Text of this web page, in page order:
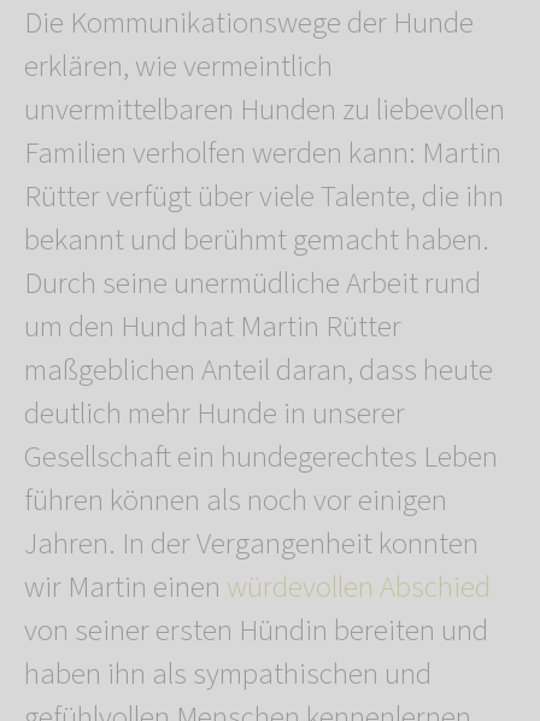
Die Kommunikationswege der Hunde
erklären, wie vermeintlich
unvermittelbaren Hunden zu liebevollen
Familien verholfen werden kann: Martin
Rütter verfügt über viele Talente, die ihn
bekannt und berühmt gemacht haben.
Durch seine unermüdliche Arbeit rund
um den Hund hat Martin Rütter
maßgeblichen Anteil daran, dass heute
deutlich mehr Hunde in unserer
Gesellschaft ein hundegerechtes Leben
führen können als noch vor einigen
Jahren. In der Vergangenheit konnten
wir Martin einen würdevollen Abschied
von seiner ersten Hündin bereiten und
haben ihn als sympathischen und